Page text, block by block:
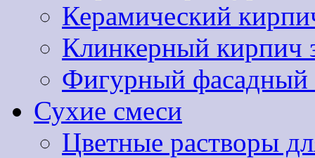
Керамический
Клинкерный кирпич
Фигурный фасадный
Сухие смеси
Цветные растворы